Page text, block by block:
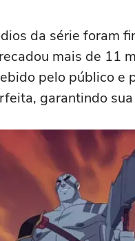
da série foram
mais de 11
pelo público e
garantindo